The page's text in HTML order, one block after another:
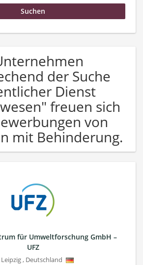
der Suche
Dienst
freuen sich
von
mit Behinderung.
für Umweltforschung GmbH –
UFZ
Leipzig, Deutschland